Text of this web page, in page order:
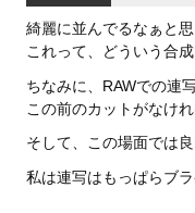
ウ
で
開
ま
す
)
い
(
新
い
ウ
ィ
ン
ド
ウ
き
ウ
で
開
ま
す
)
綺麗に並んでるなぁと
これって、どういう合
ちなみに、RAWでの連
この前のカットがなけ
そして、この場面では良
私は連写はもっぱらブ